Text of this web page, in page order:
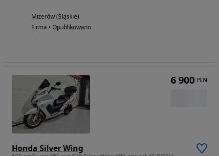
Mizerów (Śląskie)
Firma • Opublikowano
Honda Silver Wing
6 900 PLN